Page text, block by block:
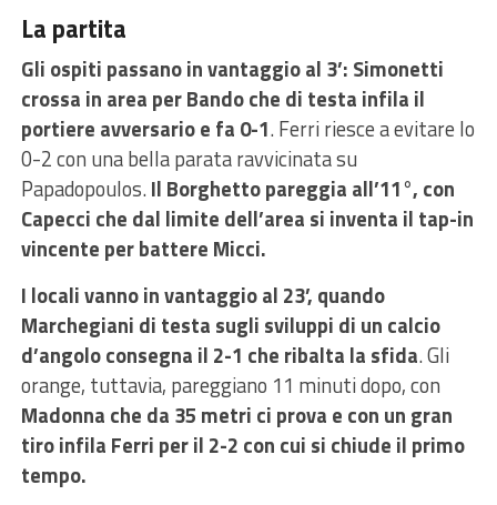
La partita
Gli ospiti passano in vantaggio al 3’: Simonetti
crossa in area per Bandoche di testa infila il
portiere avversario e fa 0-1. Ferri riesce a evitare lo
0-2 con una bella parata ravvicinata su
Papadopoulos.Il Borghetto pareggia all’11°, con
Capecci che dal limite dell’area si inventa il tap-in
vincente per battere Micci.
I locali vanno in vantaggio al 23’, quando
Marchegiani di testa sugli sviluppi di un calcio
d’angolo consegna il 2-1 che ribalta la sfida. Gli
orange, tuttavia, pareggiano 11 minuti dopo, con
Madonna che da 35 metri ci prova e con un gran
tiro infila Ferri per il 2-2 con cui si chiude il primo
tempo.